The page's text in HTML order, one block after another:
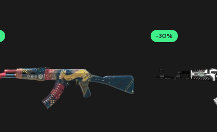
-30%